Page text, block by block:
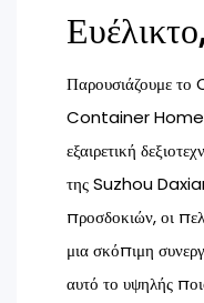
Παρουσιάζουμε
Container Home -
εξαιρετική
της Suzhou
προσδοκιών, οι
μια σκόπιμη
αυτό το υψηλής